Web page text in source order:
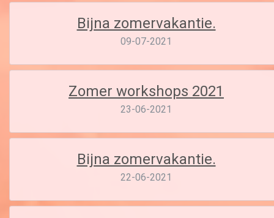
Bijna zomervakantie.
09-07-2021
Zomer workshops 2021
23-06-2021
Bijna zomervakantie.
22-06-2021